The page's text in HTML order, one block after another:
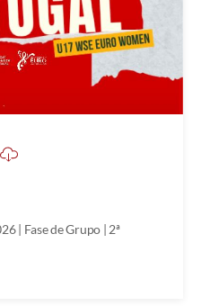
| Fase de Grupo | 2ª